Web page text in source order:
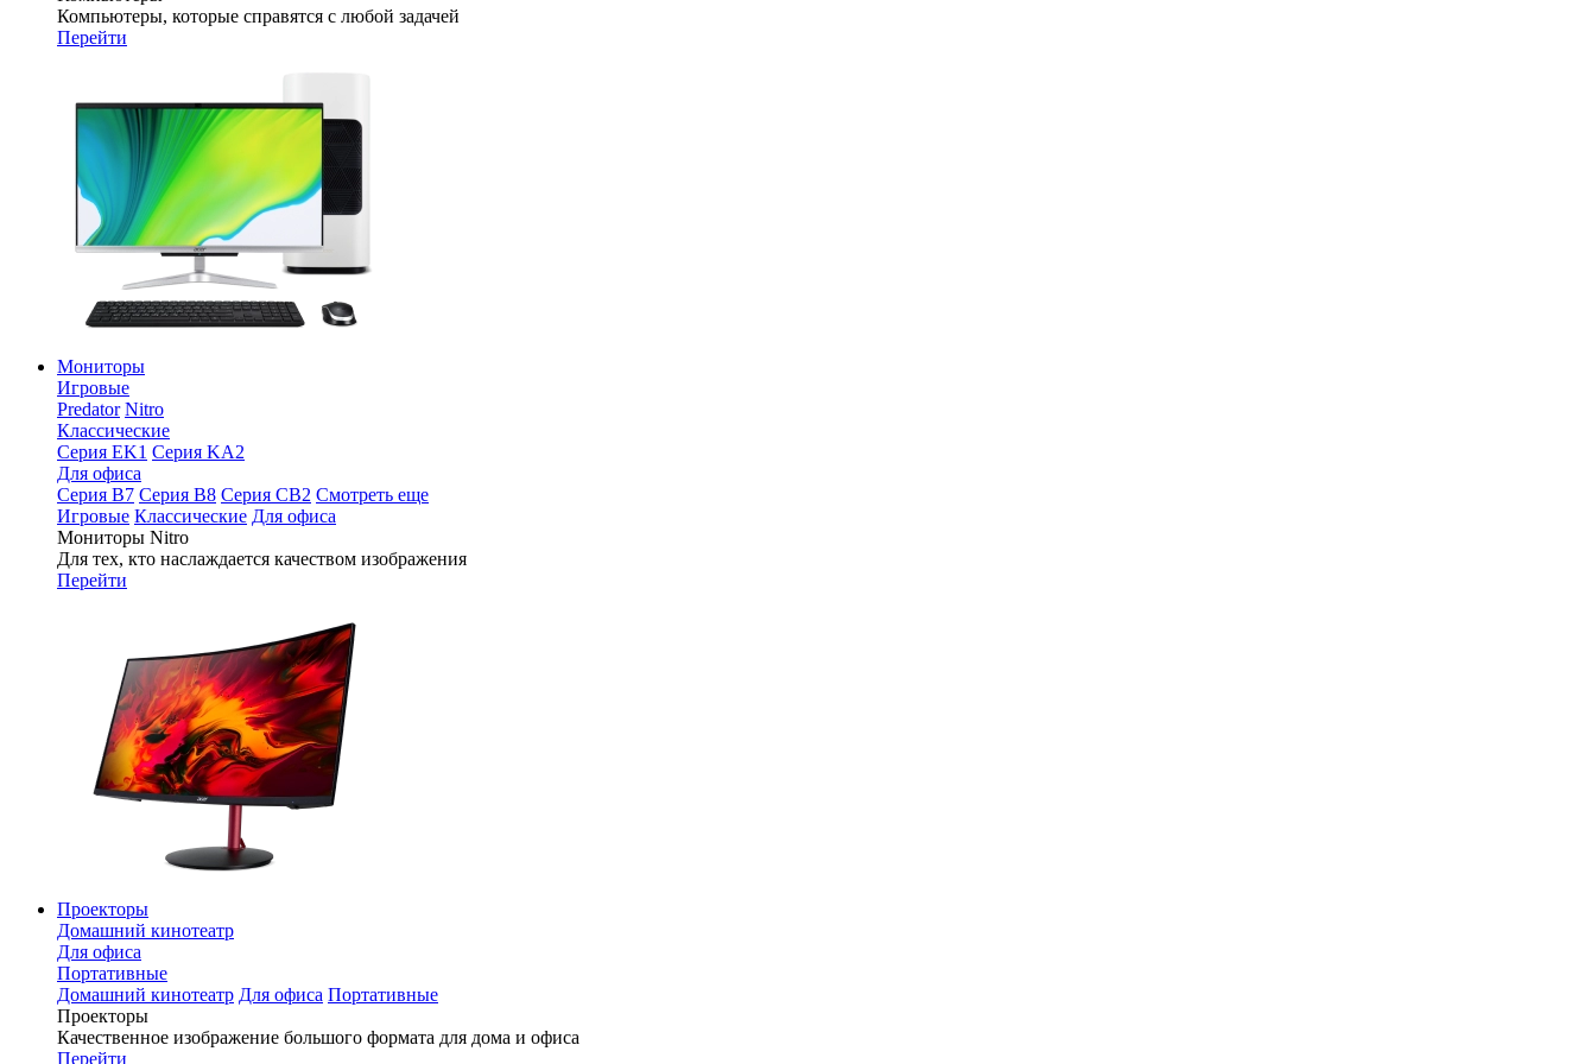
Компьютеры, которые справятся с любой задачей
Перейти
Мониторы
Игровые
Predator Nitro
Классические
Серия EK1 Серия KA2
Для офиса
Серия B7 Серия B8 Серия CB2 Смотреть еще
Игровые Классические Для офиса
Мониторы Nitro
Для тех, кто наслаждается качеством изображения
Перейти
Проекторы
Домашний кинотеатр
Для офиса
Портативные
Домашний кинотеатр Для офиса Портативные
Проекторы
Качественное изображение большого формата для дома и офиса
Перейти